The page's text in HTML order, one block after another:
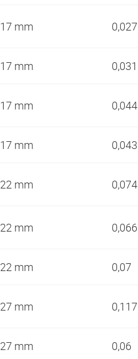
17 mm 0,027
17 mm 0,031
17 mm 0,044
17 mm 0,043
22 mm 0,074
22 mm 0,066
22 mm 0,07
27 mm 0,117
27 mm 0,06